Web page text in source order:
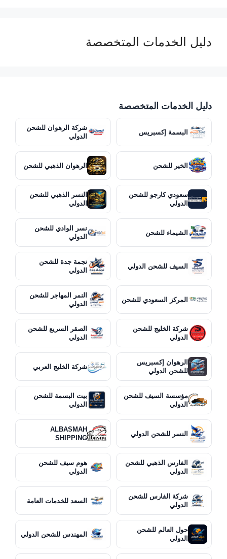
دليل الخدمات المتخصصة
دليل الخدمات المتخصصة
البسمة إكسبريس
شركة الرهوان للشحن
الدولي
الخير للشحن الرهوان الذهبي للشحن
سعودي كارجو للشحن
الدولي
النسر الذهبي للشحن
الدولي
الشيماء للشحن
نسر الوادي للشحن
الدولي
السيف للشحن الدولي
نجمة جدة للشحن
الدولي
المركز السعودي للشحن
النمر المهاجر للشحن
الدولي
شركة الخليج للشحن
الدولي
الصقر السريع للشحن
الدولي
الرهوان إكسبريس
للشحن الدولي
شركة الخليج العربي
مؤسسة السيف للشحن
الدولي
بيت البسمة للشحن
الدولي
النسر للشحن الدولي
ALBASMAH
SHIPPING
الفارس الذهبي للشحن
الدولي
هوم سيف للشحن
الدولي
شركة الفارس للشحن
الدولي
السعد للخدمات العامة
حول العالم للشحن
الدولي
المهندس للشحن الدولي